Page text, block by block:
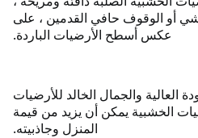
أو الوقوف حافي القدمين ، على
عكس أسطح الأرضيات الباردة.
العالية والجمال الخالد للأرضيات
الخشبية يمكن أن يزيد من قيمة
المنزل وجاذبيته.